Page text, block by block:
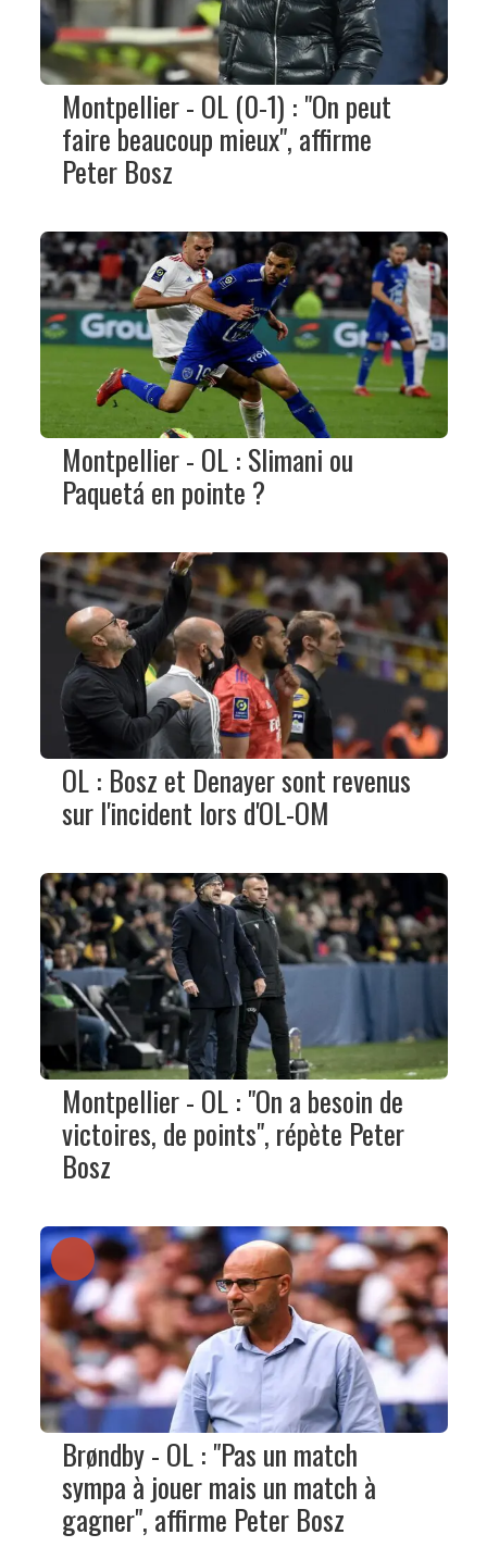
Montpellier - OL (0-1) : "On peut
faire beaucoup mieux", affirme
Peter Bosz
Montpellier - OL : Slimani ou
Paquetá en pointe ?
OL : Bosz et Denayer sont revenus
sur l'incident lors d'OL-OM
Montpellier - OL : "On a besoin de
victoires, de points", répète Peter
Bosz
Brøndby - OL : "Pas un match
sympa à jouer mais un match à
gagner", affirme Peter Bosz